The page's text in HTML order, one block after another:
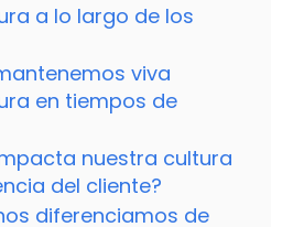
a lo largo de los
viva
en tiempos de
nuestra cultura
del cliente?
diferenciamos de